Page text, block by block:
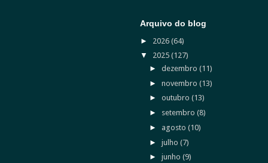
Arquivo do blog
► 2026 (64)
▼ 2025 (127)
►dezembro(11)
►novembro(13)
►outubro(13)
► setembro(8)
► agosto(10)
►julho(7)
►junho(9)